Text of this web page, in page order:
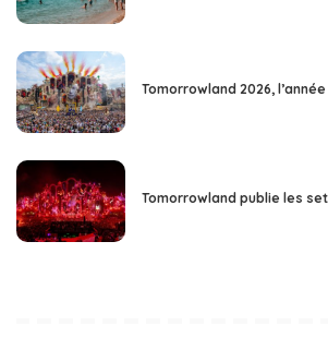
Tomorrowland 2026,
Tomorrowland publie les